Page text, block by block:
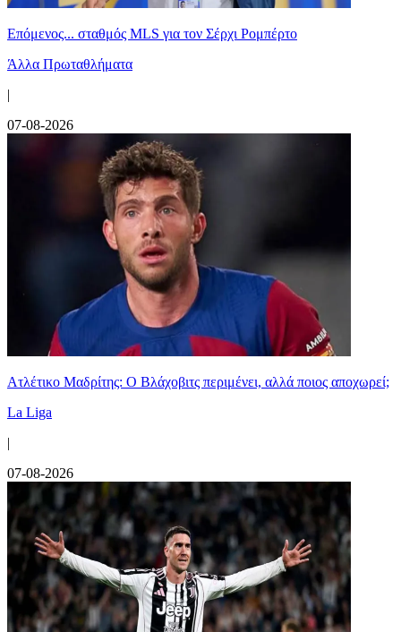
Επόμενος... σταθμός MLS για τον Σέρχι Ρομπέρτο
Άλλα Πρωταθλήματα
|
07-08-2026
Ατλέτικο Μαδρίτης: Ο Βλάχοβιτς περιμένει, αλλά ποιος αποχωρεί;
La Liga
|
07-08-2026